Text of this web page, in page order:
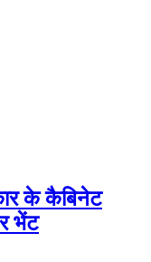
के कैबिनेट
भेंट